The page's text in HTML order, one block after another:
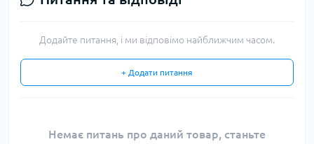
Додайте питання, і ми відповімо найближчим часом.
+ Додати питання
Немає питань про даний товар, станьте